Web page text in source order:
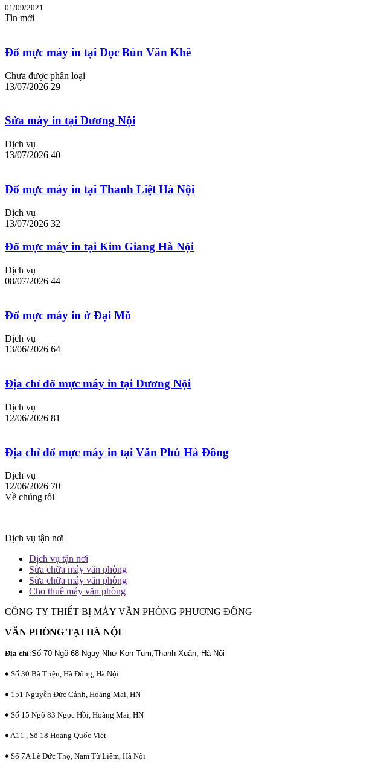
01/09/2021
Tin mới
Đổ mực máy in tại Dọc Bún Văn Khê
Chưa được phân loại
13/07/2026 29
Sửa máy in tại Dương Nội
Dịch vụ
13/07/2026 40
Đổ mực máy in tại Thanh Liệt Hà Nội
Dịch vụ
13/07/2026 32
Đổ mực máy in tại Kim Giang Hà Nội
Dịch vụ
08/07/2026 44
Đổ mực máy in ở Đại Mỗ
Dịch vụ
13/06/2026 64
Địa chỉ đổ mực máy in tại Dương Nội
Dịch vụ
12/06/2026 81
Địa chỉ đổ mực máy in tại Văn Phú Hà Đông
Dịch vụ
12/06/2026 70
Về chúng tôi
Dịch vụ tận nơi
Dịch vụ tận nơi
Sửa chữa máy văn phòng
Sửa chữa máy văn phòng
Cho thuê máy văn phòng
CÔNG TY THIẾT BỊ MÁY VĂN PHÒNG PHƯƠNG ĐÔNG
VĂN PHÒNG TẠI HÀ NỘI
Địa chỉ:Số 70 Ngõ 68 Ngụy Như Kon Tum,Thanh Xuân, Hà Nội
♦ Số 30 Bà Triệu, Hà Đông, Hà Nội
♦ 151 Nguyễn Đức Cảnh, Hoàng Mai, HN
♦ Số 15 Ngõ 83 Ngọc Hồi, Hoàng Mai, HN
♦ A11 , Số 18 Hoàng Quốc Việt
♦ Số 7A Lê Đức Thọ, Nam Từ Liêm, Hà Nội